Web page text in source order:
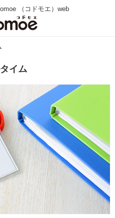
（コドモエ）web
イム